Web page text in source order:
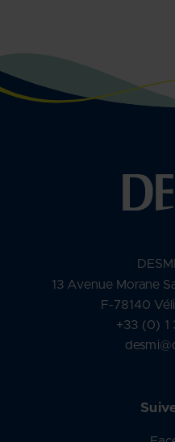
13 Avenue Morane
F-78140
+33 (0) 1